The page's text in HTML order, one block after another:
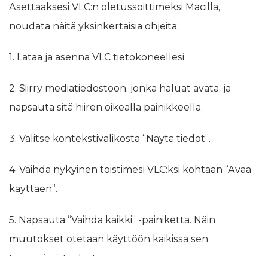
Asettaaksesi VLC:n oletussoittimeksi Macilla,
noudata näitä yksinkertaisia ohjeita:
1. Lataa ja asenna VLC tietokoneellesi.
2. Siirry mediatiedostoon, jonka haluat avata, ja
napsauta sitä hiiren oikealla painikkeella.
3. Valitse kontekstivalikosta “Näytä tiedot”.
4. Vaihda nykyinen toistimesi VLC:ksi kohtaan “Avaa
käyttäen”.
5. Napsauta “Vaihda kaikki” -painiketta. Näin
muutokset otetaan käyttöön kaikissa sen